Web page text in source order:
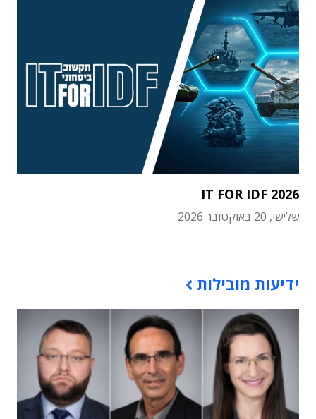
IT FOR IDF 2026
שלישי, 20 באוקטובר 2026
ידיעות מובילות